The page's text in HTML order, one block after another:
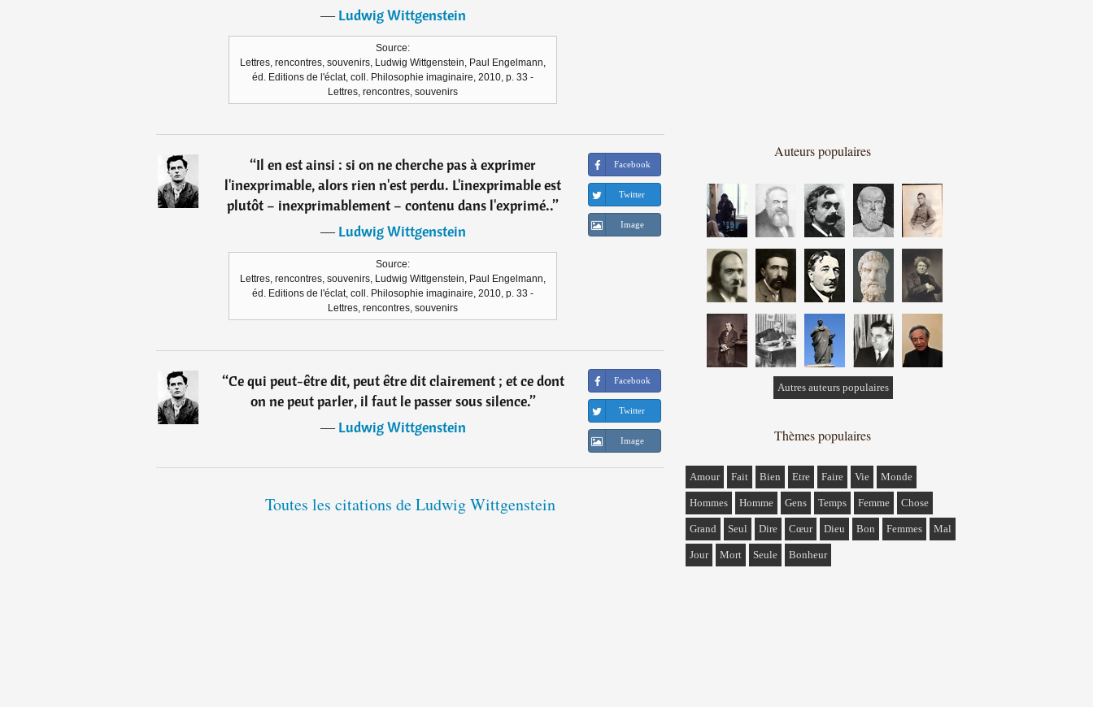
―Ludwig Wittgenstein
Source:
Lettres, rencontres, souvenirs, Ludwig Wittgenstein, Paul Engelmann,
éd. Editions de l'éclat, coll. Philosophie imaginaire, 2010, p. 33 -
Lettres, rencontres, souvenirs
“Il en est ainsi : si on ne cherche pas à exprimer
l'inexprimable, alors rien n'est perdu. L'inexprimable est
plutôt – inexprimablement – contenu dans l'exprimé..”
―Ludwig Wittgenstein
Source:
Lettres, rencontres, souvenirs, Ludwig Wittgenstein, Paul Engelmann,
éd. Editions de l'éclat, coll. Philosophie imaginaire, 2010, p. 33 -
Lettres, rencontres, souvenirs
Facebook
Twitter
Image
“Ce qui peut-être dit, peut être dit clairement ; et ce dont
on ne peut parler, il faut le passer sous silence.”
―Ludwig Wittgenstein
Facebook
Twitter
Image
Toutes les citations de Ludwig Wittgenstein
Auteurs populaires
Autres auteurs populaires
Thèmes populaires
Amour Fait Bien Etre Faire Vie Monde
Hommes Homme Gens Temps Femme Chose
Grand Seul Dire Cœur Dieu Bon Femmes Mal
Jour Mort Seule Bonheur